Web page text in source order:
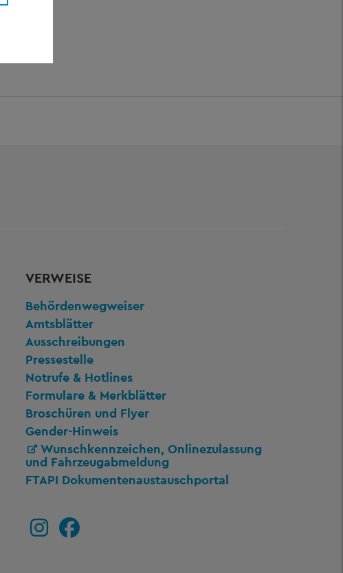
VERWEISE
Behördenwegweiser
Amtsblätter
Ausschreibungen
Pressestelle
Notrufe & Hotlines
Formulare & Merkblätter
Broschüren und Flyer
Gender-Hinweis
Wunschkennzeichen, Onlinezulassung
und Fahrzeugabmeldung
FTAPI Dokumentenaustauschportal